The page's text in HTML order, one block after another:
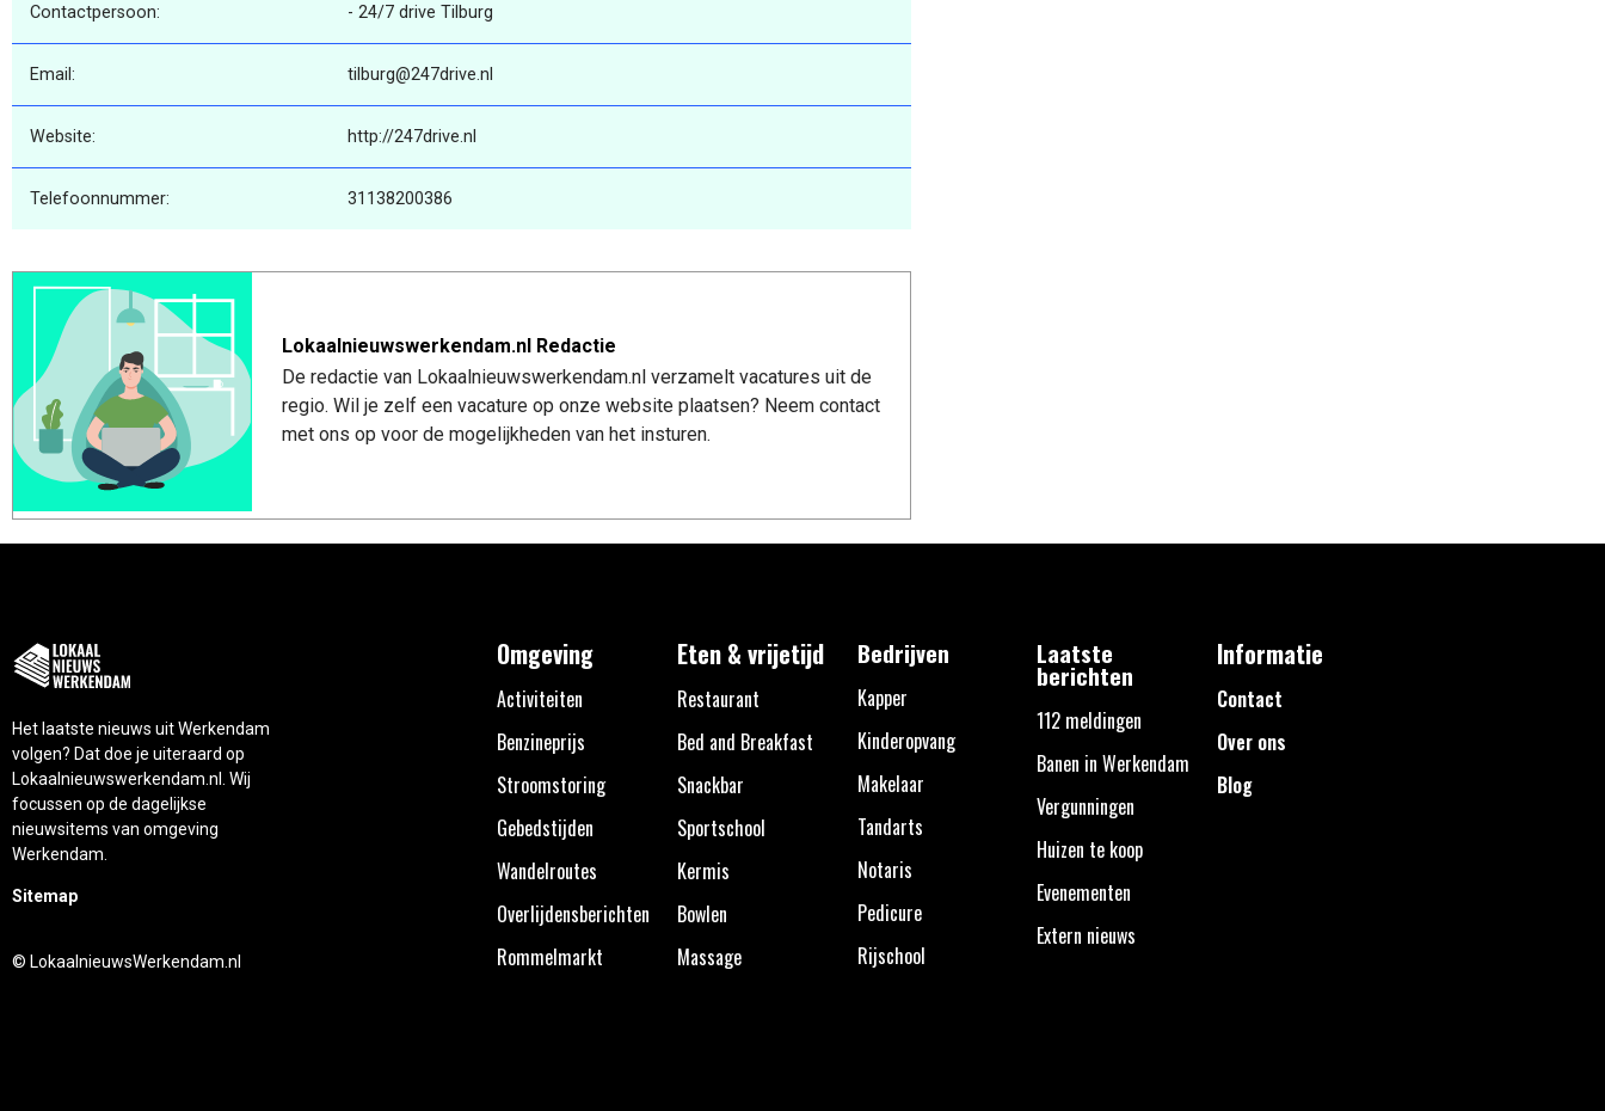
Contactpersoon: - 24/7 drive Tilburg
Email: tilburg@247drive.nl
Website: http://247drive.nl
Telefoonnummer: 31138200386
Lokaalnieuwswerkendam.nl Redactie
De redactie van Lokaalnieuwswerkendam.nl verzamelt vacatures uit de
regio. Wil je zelf een vacature op onze website plaatsen? Neem contact
met ons op voor de mogelijkheden van het insturen.
Het laatste nieuws uit Werkendam
volgen? Dat doe je uiteraard op
Lokaalnieuwswerkendam.nl. Wij
focussen op de dagelijkse
nieuwsitems van omgeving
Werkendam.
Sitemap
© LokaalnieuwsWerkendam.nl
Omgeving
Activiteiten
Benzineprijs
Stroomstoring
Gebedstijden
Wandelroutes
Overlijdensberichten
Rommelmarkt
Eten & vrijetijd
Restaurant
Bed and Breakfast
Snackbar
Sportschool
Kermis
Bowlen
Massage
Bedrijven
Kapper
Kinderopvang
Makelaar
Tandarts
Notaris
Pedicure
Rijschool
Laatste
berichten
112 meldingen
Banen in Werkendam
Vergunningen
Huizen te koop
Evenementen
Extern nieuws
Informatie
Contact
Over ons
Blog